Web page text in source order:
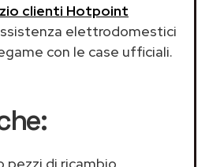
clienti Hotpoint
elettrodomestici
con le case ufficiali.
pezzi di ricambio